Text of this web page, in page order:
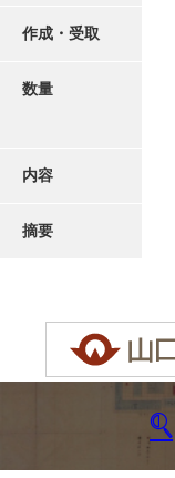
作成・受取
数量
内容
摘要